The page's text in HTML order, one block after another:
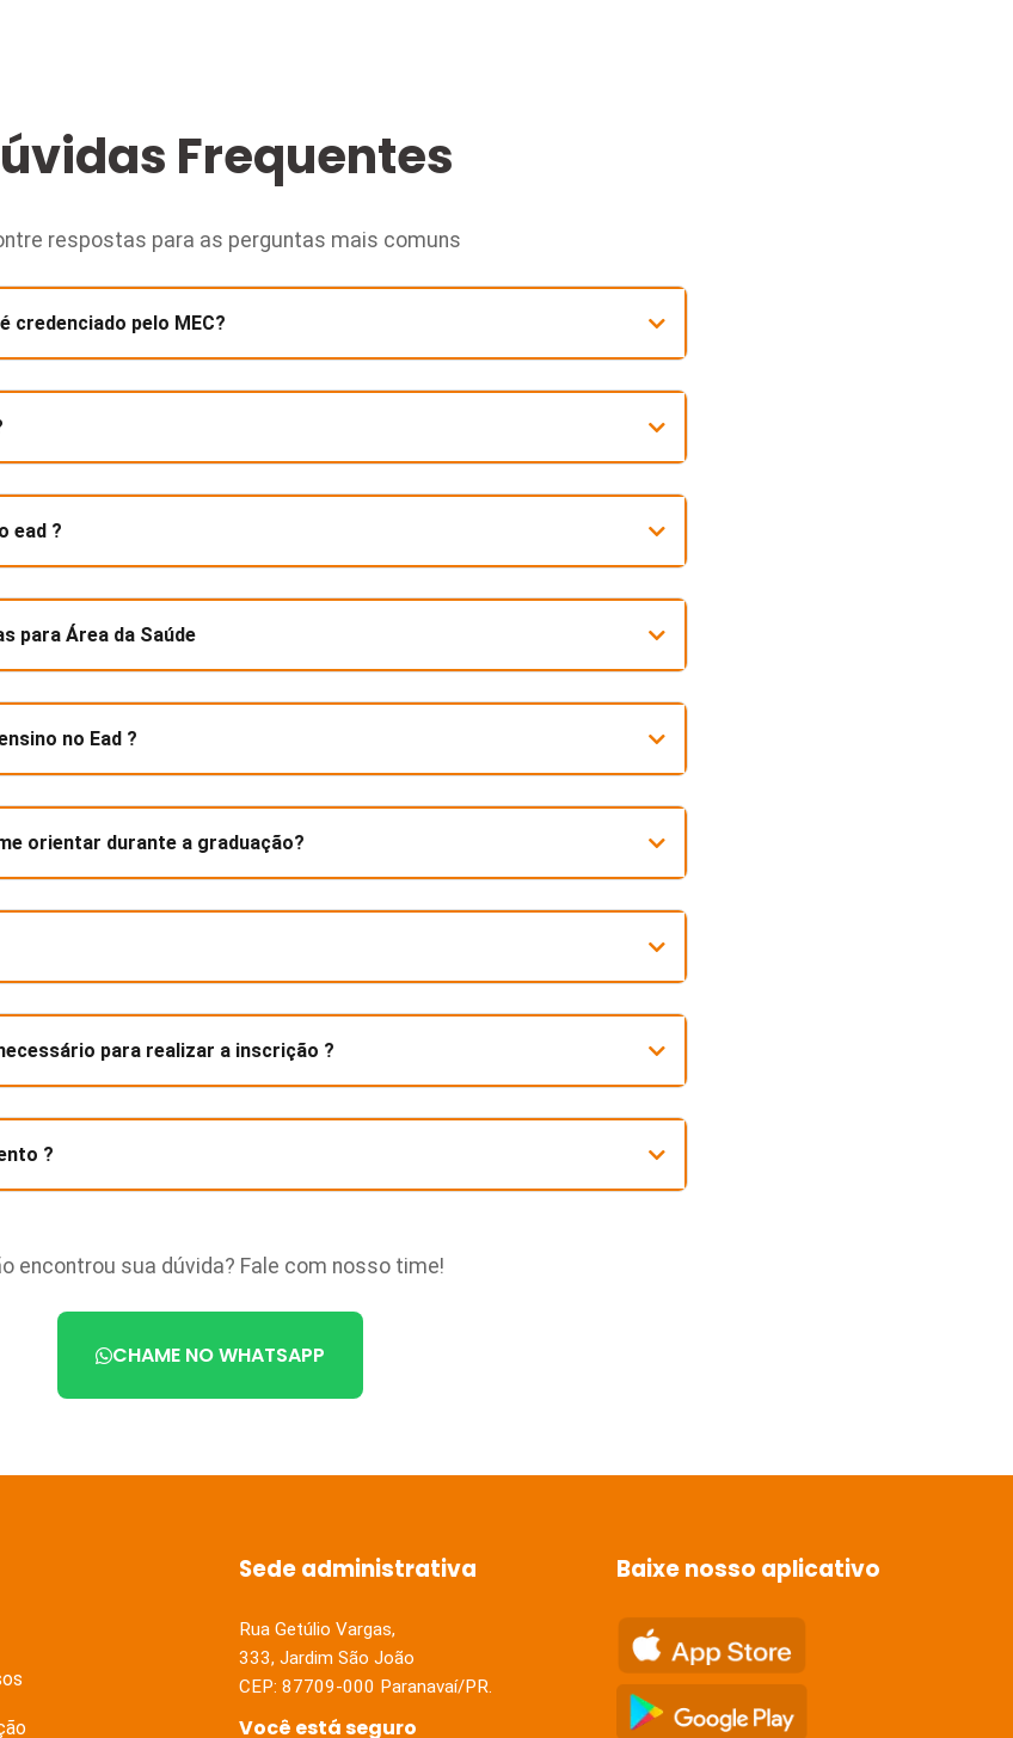
Frequentes
respostas para as perguntas mais comuns
credenciado pelo MEC?
ead ?
para Área da Saúde
no Ead ?
orientar durante a graduação?
para realizar a inscrição ?
?
encontrou sua dúvida? Fale com nosso time!
CHAME NO WHATSAPP
Sede administrativa
Rua Getúlio Vargas,
333, Jardim São João
CEP: 87709-000 Paranavaí/PR.
Você está seguro
Baixe nosso aplicativo